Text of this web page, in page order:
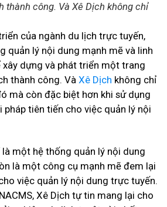
thành công. Và Xê Dịch không chỉ
của ngành du lịch trực tuyến,
quản lý nội dung mạnh mẽ và linh
xây dựng và phát triển một trang
thành công. Và Xê Dịch không chỉ
mà còn đặc biệt hơn khi sử dụng
pháp tiên tiến cho việc quản lý nội
là một hệ thống quản lý nội dung
là một công cụ mạnh mẽ đem lại
việc quản lý nội dung trực tuyến.
Xê Dịch tự tin mang lại cho